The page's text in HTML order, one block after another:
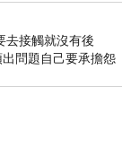
去接觸就沒有後
問題自己要承擔怨